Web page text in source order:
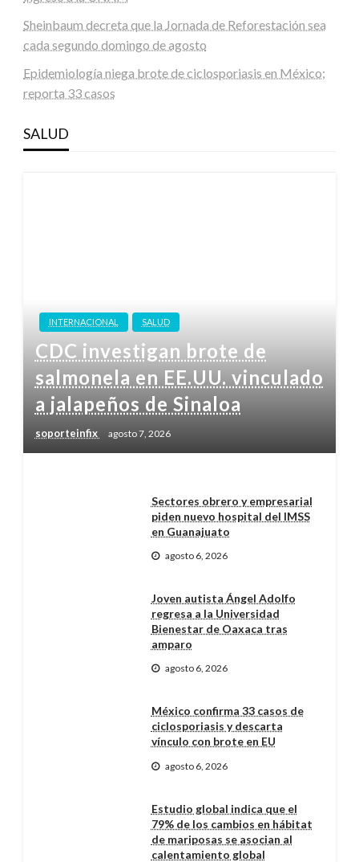
Sheinbaum decreta que la Jornada de Reforestación sea
cada segundo domingo de agosto
Epidemiología niega brote de ciclosporiasis en México;
reporta 33 casos
SALUD
INTERNACIONAL SALUD
CDC investigan brote de
salmonela en EE.UU. vinculado
a jalapeños de Sinaloa
soporteinfix agosto 7, 2026
Sectores obrero y empresarial
piden nuevo hospital del IMSS
en Guanajuato
agosto 6, 2026
Joven autista Ángel Adolfo
regresa a la Universidad
Bienestar de Oaxaca tras
amparo
agosto 6, 2026
México confirma 33 casos de
ciclosporiasis y descarta
vínculo con brote en EU
agosto 6, 2026
Estudio global indica que el
79% de los cambios en hábitat
de mariposas se asocian al
calentamiento global